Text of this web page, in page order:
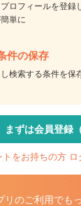
ロフィールを登録
単に
件の保存
検索する条件を保
まずは会員登録
トをお持ちの方 ロ
リのご利用でも